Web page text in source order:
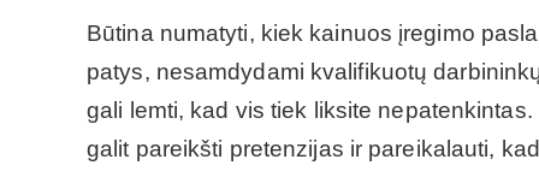
Būtina numatyti, kiek kainuos įregimo
patys, nesamdydami kvalifikuotų
gali lemti, kad vis tiek liksite
galit pareikšti pretenzijas ir pareikalauti,